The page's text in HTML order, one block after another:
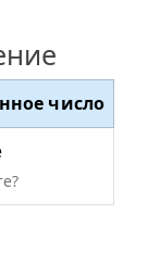
число